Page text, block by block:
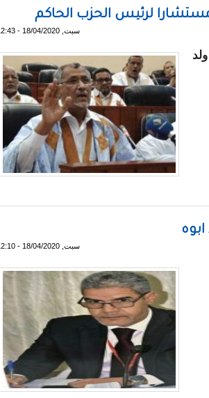
لرئيس الحزب الحاكم
سبت, 18/04/2020 - 12:43
مستشارا لرئيس الحزب الحاكم
سبت, 18/04/2020 - 12:10